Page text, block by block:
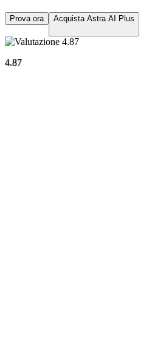
Prova ora Acquista Astra AI Plus
4.87